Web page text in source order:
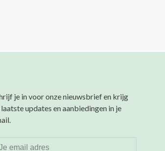
je in voor onze nieuwsbrief en krijg
updates en aanbiedingen in je